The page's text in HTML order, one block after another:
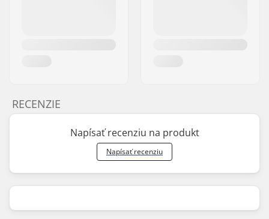
RECENZIE
Napísať recenziu na produkt
Napísať recenziu